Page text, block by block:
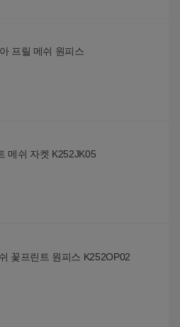
프릴 메쉬 원피스
메쉬 자켓 K252JK05
꽃프린트 원피스 K252OP02